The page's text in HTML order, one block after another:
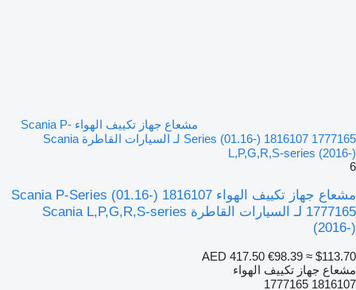
مشعاع جهاز تكييف الهواء Scania P-
Series (01.16-) 1816107 1777165 لـ السيارات القاطرة Scania
L,P,G,R,S-series (2016-)
6
مشعاع جهاز تكييف الهواء Scania P-Series (01.16-) 1816107
1777165 لـ السيارات القاطرة Scania L,P,G,R,S-series
(2016-)
AED 417.50 €98.39 ≈ $113.70
مشعاع جهاز تكييف الهواء
1816107 1777165